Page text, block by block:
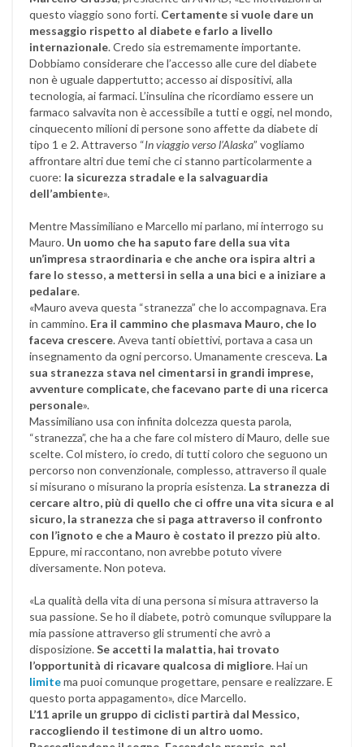
questo viaggio sono forti. Certamente si vuole dare un
messaggio rispetto al diabete e farlo a livello
internazionale. Credo sia estremamente importante.
Dobbiamo considerare che l’accesso alle cure del diabete
non è uguale dappertutto; accesso ai dispositivi, alla
tecnologia, ai farmaci. L’insulina che ricordiamo essere un
farmaco salvavita non è accessibile a tutti e oggi, nel mondo,
cinquecento milioni di persone sono affette da diabete di
tipo 1 e 2. Attraverso “In viaggio verso l’Alaska” vogliamo
affrontare altri due temi che ci stanno particolarmente a
cuore: la sicurezza stradale e la salvaguardia
dell’ambiente».
Mentre Massimiliano e Marcello mi parlano, mi interrogo su
Mauro. Un uomo che ha saputo fare della sua vita
un’impresa straordinaria e che anche ora ispira altri a
fare lo stesso, a mettersi in sella a una bici e a iniziare a
pedalare.
«Mauro aveva questa “stranezza” che lo accompagnava. Era
in cammino. Era il cammino che plasmava Mauro, che lo
faceva crescere. Aveva tanti obiettivi, portava a casa un
insegnamento da ogni percorso. Umanamente cresceva. La
sua stranezza stava nel cimentarsi in grandi imprese,
avventure complicate, che facevano parte di una ricerca
personale».
Massimiliano usa con infinita dolcezza questa parola,
“stranezza”, che ha a che fare col mistero di Mauro, delle sue
scelte. Col mistero, io credo, di tutti coloro che seguono un
percorso non convenzionale, complesso, attraverso il quale
si misurano o misurano la propria esistenza. La stranezza di
cercare altro, più di quello che ci offre una vita sicura e al
sicuro, la stranezza che si paga attraverso il confronto
con l’ignoto e che a Mauro è costato il prezzo più alto.
Eppure, mi raccontano, non avrebbe potuto vivere
diversamente. Non poteva.
«La qualità della vita di una persona si misura attraverso la
sua passione. Se ho il diabete, potrò comunque sviluppare la
mia passione attraverso gli strumenti che avrò a
disposizione.Se accetti la malattia, hai trovato
l’opportunità di ricavare qualcosa di migliore. Hai un
limitema puoi comunque progettare, pensare e realizzare. E
questo porta appagamento», dice Marcello.
L’11 aprile un gruppo di ciclisti partirà dal Messico,
raccogliendo il testimone di un altro uomo.